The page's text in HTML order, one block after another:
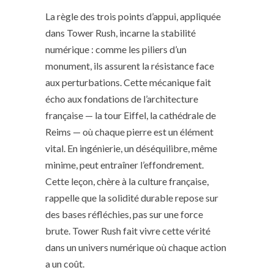
La règle des trois points d’appui, appliquée
dans Tower Rush, incarne la stabilité
numérique : comme les piliers d’un
monument, ils assurent la résistance face
aux perturbations. Cette mécanique fait
écho aux fondations de l’architecture
française — la tour Eiffel, la cathédrale de
Reims — où chaque pierre est un élément
vital. En ingénierie, un déséquilibre, même
minime, peut entraîner l’effondrement.
Cette leçon, chère à la culture française,
rappelle que la solidité durable repose sur
des bases réfléchies, pas sur une force
brute. Tower Rush fait vivre cette vérité
dans un univers numérique où chaque action
a un coût.